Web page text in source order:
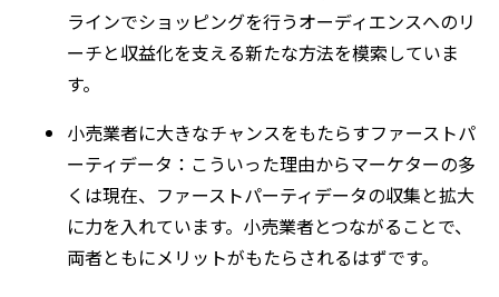
ラインでショッピングを行うオーディエンスへのリ
ーチと収益化を支える新たな方法を模索していま
す。
小売業者に大きなチャンスをもたらすファーストパ
ーティデータ：こういった理由からマーケターの多
くは現在、ファーストパーティデータの収集と拡大
に力を入れています。小売業者とつながることで、
両者ともにメリットがもたらされるはずです。